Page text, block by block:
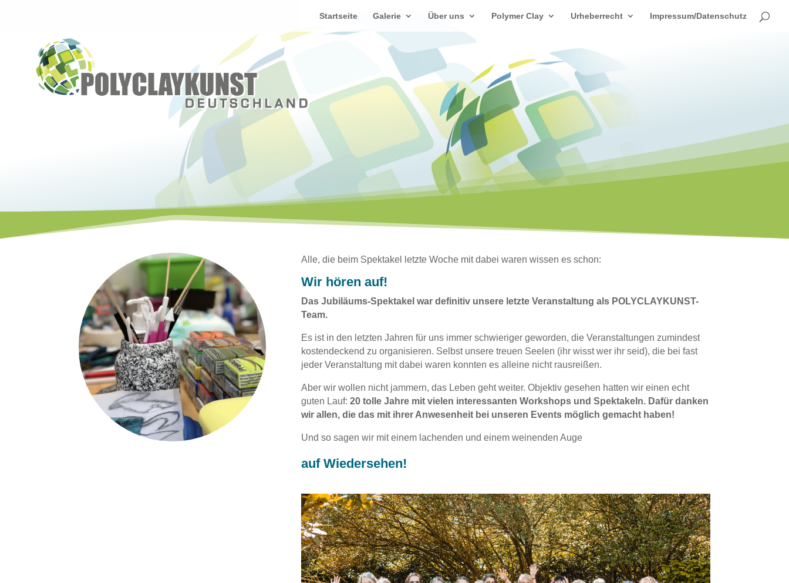
Startseite Galerie Über uns Polymer Clay Urheberrecht Impressum/Datenschutz
Alle, die beim Spektakel letzte Woche mit dabei waren wissen es schon:
Wir hören auf!
Das Jubiläums-Spektakel war definitiv unsere letzte Veranstaltung als POLYCLAYKUNST-
Team.
Es ist in den letzten Jahren für uns immer schwieriger geworden, die Veranstaltungen zumindest
kostendeckend zu organisieren. Selbst unsere treuen Seelen (ihr wisst wer ihr seid), die bei fast
jeder Veranstaltung mit dabei waren konnten es alleine nicht rausreißen.
Aber wir wollen nicht jammern, das Leben geht weiter. Objektiv gesehen hatten wir einen echt
guten Lauf: 20 tolle Jahre mit vielen interessanten Workshops und Spektakeln. Dafür danken
wir allen, die das mit ihrer Anwesenheit bei unseren Events möglich gemacht haben!
Und so sagen wir mit einem lachenden und einem weinenden Auge
auf Wiedersehen!